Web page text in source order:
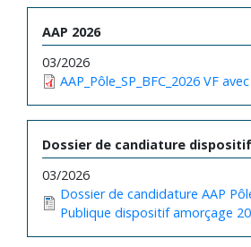
AAP 2026
03/2026
AAP_Pôle_SP_BFC_2026 VF
Dossier de candiature
03/2026
Dossier de candidature AAP
Publique dispositif amorçage